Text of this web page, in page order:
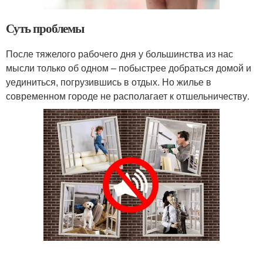
Суть проблемы
После тяжелого рабочего дня у большинства из нас
мысли только об одном – побыстрее добраться домой и
уединиться, погрузившись в отдых. Но жилье в
современном городе не располагает к отшельничеству.